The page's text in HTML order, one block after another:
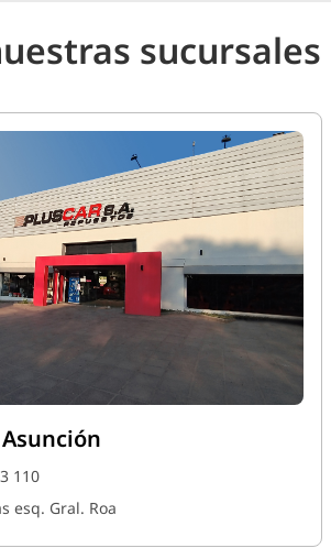
sucursales
110
esq. Gral. Roa